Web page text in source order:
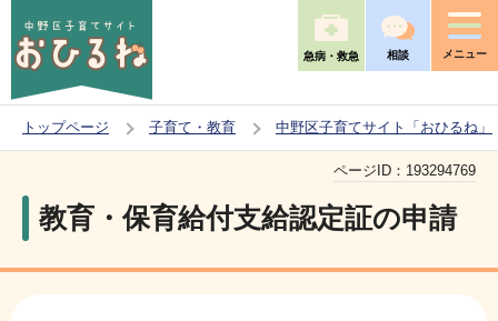
の
ー
で
急病・救急 相談 メニュー
トップページ 子育て・教育 中野区子育てサイト「おひるね」
教育・保育給付支給認定証の申請
ページID： 193294769